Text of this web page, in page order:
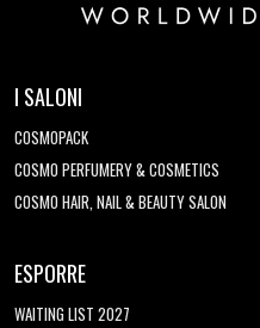
I SALONI
COSMOPACK
COSMO PERFUMERY & COSMETICS
COSMO HAIR, NAIL & BEAUTY SALON
ESPORRE
WAITING LIST 2027